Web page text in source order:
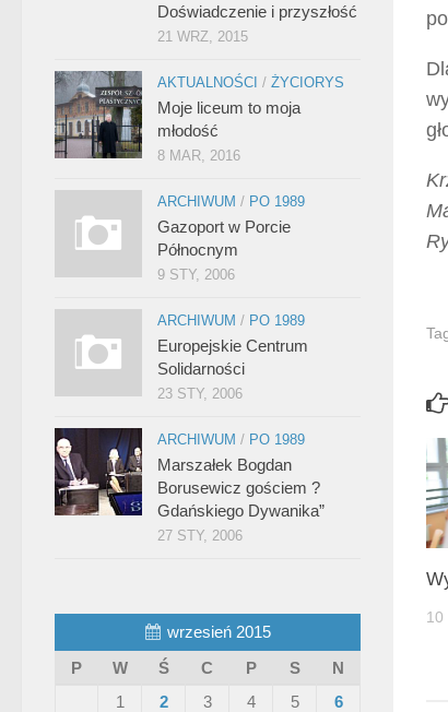
10
Doświadczenie i przyszłość
21 WRZ, 2015
AKTUALNOŚCI / ŻYCIORYS
Moje liceum to moja
młodość
8 MAR, 2016
ARCHIWUM / PO 1989
Gazoport w Porcie
Północnym
9 STY, 2006
ARCHIWUM / PO 1989
Europejskie Centrum
Solidarności
23 STY, 2006
ARCHIWUM / PO 1989
Marszałek Bogdan
Borusewicz gościem ?
Gdańskiego Dywanika”
27 STY, 2006
wrzesień 2015
P
W Ś C P S
N
1
2 3 4 5
6